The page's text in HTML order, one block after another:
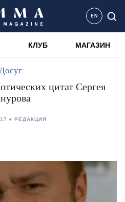
EN
КЛУБ МАГАЗИН
цитат Сергея
РЕДАКЦИЯ